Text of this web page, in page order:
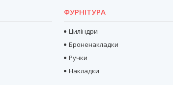
ФУРНІТУРА
Циліндри
Броненакладки
Ручки
Накладки